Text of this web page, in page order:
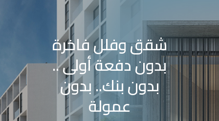
شقق وفلل فاخرة
بدون دفعة أولى ..
بدون بنك.. بدون
عمولة